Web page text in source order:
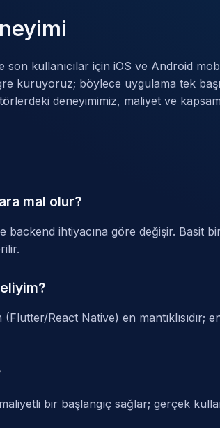
kullanıcılar için iOS ve Android
kuruyoruz; böylece uygulama tek
deneyimimiz, maliyet ve
mal olur?
backend ihtiyacına göre değişir. Basit
React Native) en
bir başlangıç sağlar; gerçek